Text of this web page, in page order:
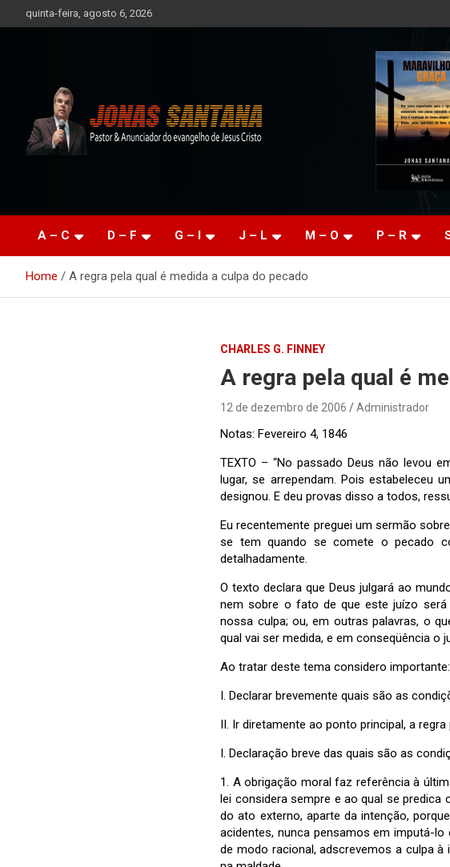
to
quinta-feira, agosto 6, 2026
Palavra
A – C D – F G – I J – L M – O P – R
Home A regra pela qual é medida a culpa do pecado
CHARLES G. FINNEY
A regra pela qual é
12 de dezembro de 2006 Administrador
Notas: Fevereiro 4, 1846
TEXTO – “No passado Deus não levou
lugar, se arrependam. Pois estabeleceu
designou. E deu provas disso a todos,
Eu recentemente preguei um sermão
se tem quando se comete o pecado
detalhadamente.
O texto declara que Deus julgará ao
nem sobre o fato de que este juízo será
nossa culpa; ou, em outras palavras, o
qual vai ser medida, e em conseqüência
Ao tratar deste tema considero importante:
I. Declarar brevemente quais são as
II. Ir diretamente ao ponto principal, a
I. Declaração breve das quais são as
1. A obrigação moral faz referência à
lei considera sempre e ao qual se predica
do ato externo, aparte da intenção,
acidentes, nunca pensamos em imputá-
de modo racional, adscrevemos a culpa